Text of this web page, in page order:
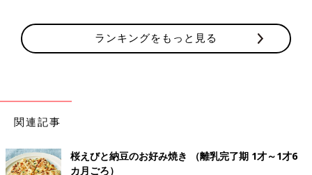
ランキングをもっと見る
関連記事
桜えびと納豆のお好み焼き （離乳完了期 1才～1才6
カ月ごろ）